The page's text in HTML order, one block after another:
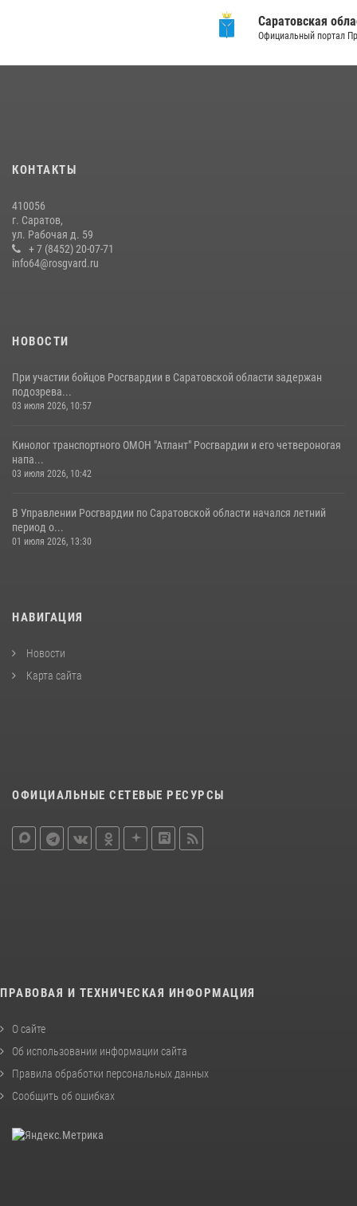
В Саратовской области при содействии спецназа Росгвардии
Росгвардии состоялся праздничный молебен, посвященный Дню
Крещения Руси
28 июля 2026, 13:25
05 августа 2026, 12:55
Официальный портал Правительства
КОНТАКТЫ
410056
г. Саратов,
ул. Рабочая д. 59
+ 7 (8452) 20-07-71
info64@rosgvard.ru
НОВОСТИ
При участии бойцов Росгвардии в Саратовской области задержан
подозрева...
03 июля 2026, 10:57
Кинолог транспортного ОМОН "Атлант" Росгвардии и его четвероногая
напа...
03 июля 2026, 10:42
В Управлении Росгвардии по Саратовской области начался летний
период о...
01 июля 2026, 13:30
НАВИГАЦИЯ
Новости
Карта сайта
ОФИЦИАЛЬНЫЕ СЕТЕВЫЕ РЕСУРСЫ
ПРАВОВАЯ И ТЕХНИЧЕСКАЯ ИНФОРМАЦИЯ
О сайте
Об использовании информации сайта
Правила обработки персональных данных
Сообщить об ошибках